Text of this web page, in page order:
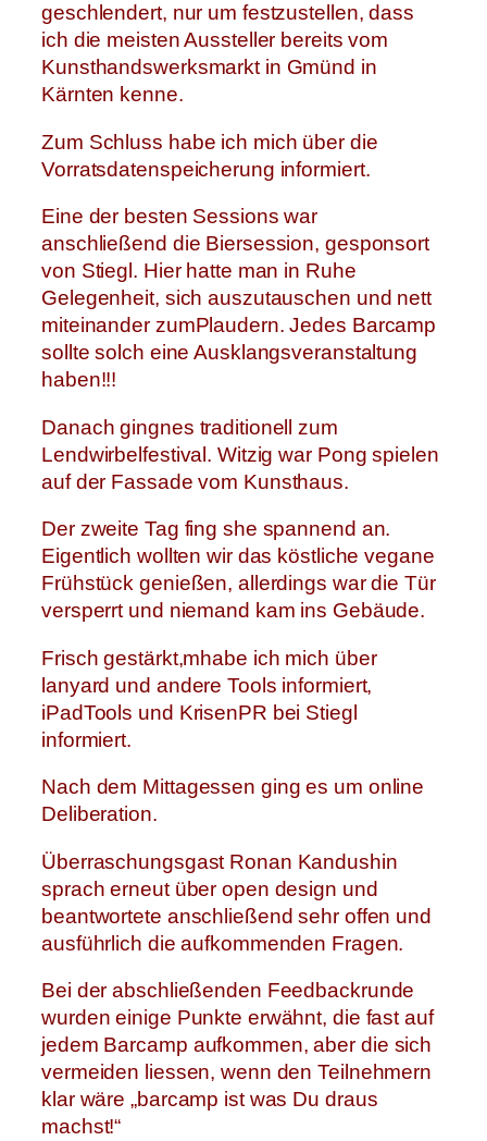
geschlendert, nur um festzustellen, dass
ich die meisten Aussteller bereits vom
Kunsthandswerksmarkt in Gmünd in
Kärnten kenne.
Zum Schluss habe ich mich über die
Vorratsdatenspeicherung informiert.
Eine der besten Sessions war
anschließend die Biersession, gesponsort
von Stiegl. Hier hatte man in Ruhe
Gelegenheit, sich auszutauschen und nett
miteinander zumPlaudern. Jedes Barcamp
sollte solch eine Ausklangsveranstaltung
haben!!!
Danach gingnes traditionell zum
Lendwirbelfestival. Witzig war Pong spielen
auf der Fassade vom Kunsthaus.
Der zweite Tag fing she spannend an.
Eigentlich wollten wir das köstliche vegane
Frühstück genießen, allerdings war die Tür
versperrt und niemand kam ins Gebäude.
Frisch gestärkt,mhabe ich mich über
lanyard und andere Tools informiert,
iPadTools und KrisenPR bei Stiegl
informiert.
Nach dem Mittagessen ging es um online
Deliberation.
Überraschungsgast Ronan Kandushin
sprach erneut über open design und
beantwortete anschließend sehr offen und
ausführlich die aufkommenden Fragen.
Bei der abschließenden Feedbackrunde
wurden einige Punkte erwähnt, die fast auf
jedem Barcamp aufkommen, aber die sich
vermeiden liessen, wenn den Teilnehmern
klar wäre „barcamp ist was Du draus
machst!“